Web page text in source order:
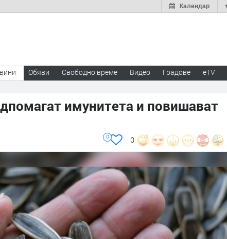
Календар
Обяви Свободно време Видео Градове eTV
имунитета и повишават
0
0